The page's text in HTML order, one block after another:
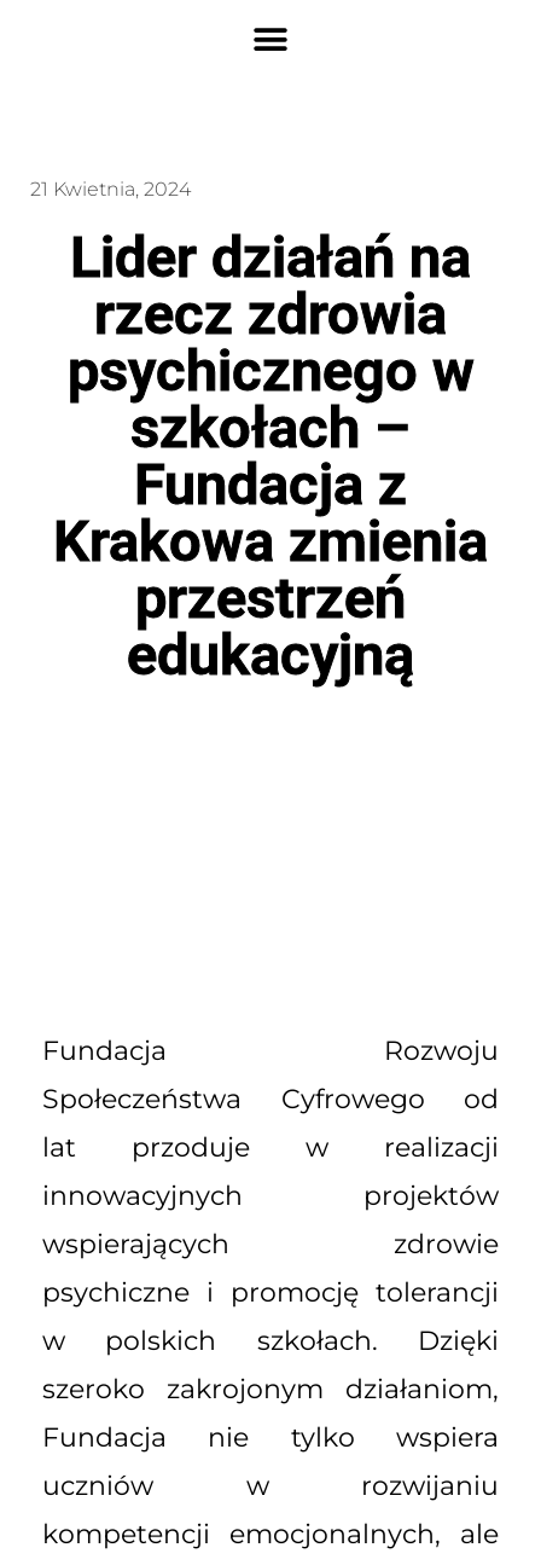
21 Kwietnia, 2024
Lider działań na
rzecz zdrowia
psychicznego w
szkołach –
Fundacja z
Krakowa zmienia
przestrzeń
edukacyjną
Fundacja Rozwoju
Społeczeństwa Cyfrowego od
lat przoduje w realizacji
innowacyjnych projektów
wspierających zdrowie
psychiczne i promocję tolerancji
w polskich szkołach. Dzięki
szeroko zakrojonym działaniom,
Fundacja nie tylko wspiera
uczniów w rozwijaniu
kompetencji emocjonalnych, ale